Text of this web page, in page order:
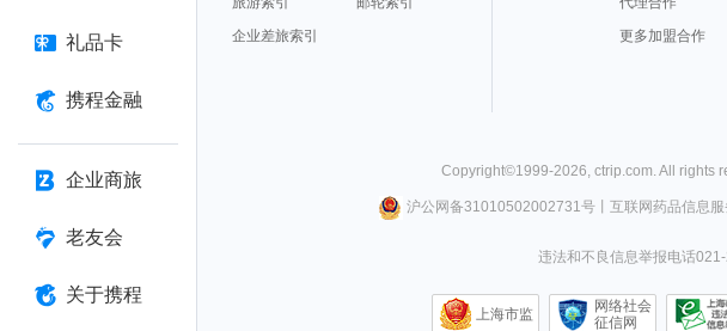
礼品卡
携程金融
企业商旅
老友会
关于携程
企业差旅索引
更多加盟合作
Copyright©1999-2026, ctrip.com. All rights
沪公网备31010502002731号丨 互联网药品信息
违法和不良信息举报电话
上海市监
网络社会
征信网